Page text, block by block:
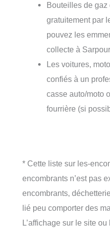
Bouteilles de
gratuitement par
pouvez les
collecte à
Les voitures,
confiés à un
casse auto/moto
fourrière (si
* Cette liste sur les-
encombrants n’est pas
encombrants,
lié peu comporter des
L’affichage sur le site